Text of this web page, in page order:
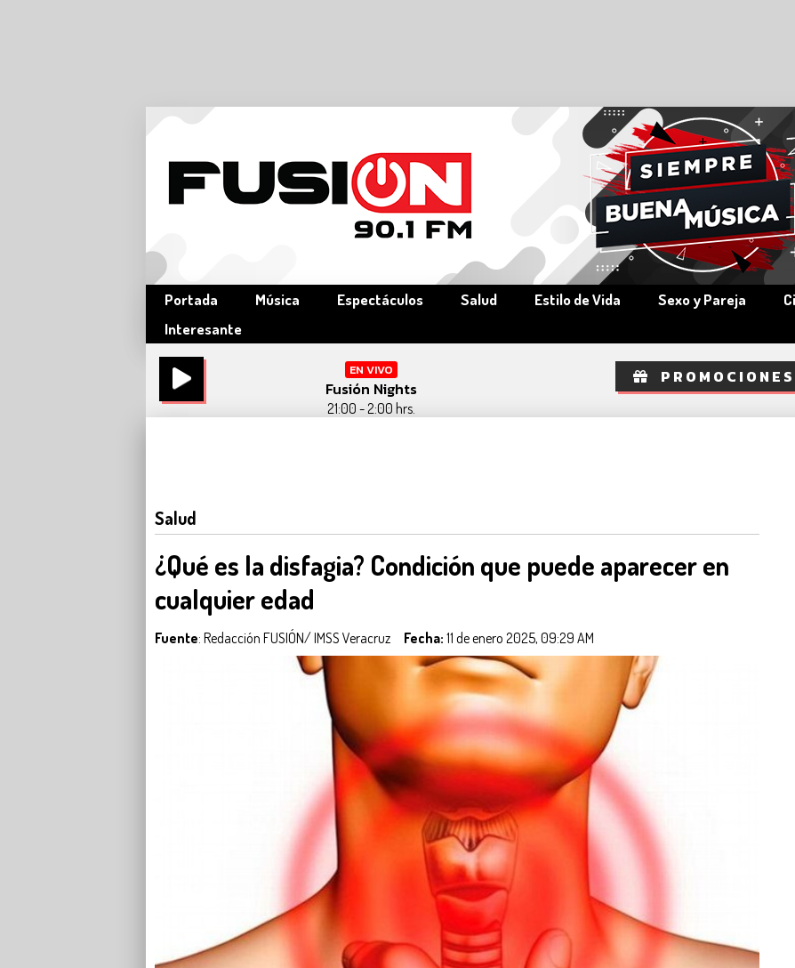
Portada Música Espectáculos Salud Estilo de Vida Sexo y Pareja
Interesante
EN VIVO
Fusión Nights
21:00 - 2:00 hrs.
PROMOCIONES
Salud
¿Qué es la disfagia? Condición que puede aparecer en
cualquier edad
Fuente: Redacción FUSIÓN/ IMSS Veracruz Fecha: 11 de enero 2025, 09:29 AM